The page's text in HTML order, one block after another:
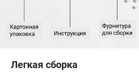
Легкая сборка